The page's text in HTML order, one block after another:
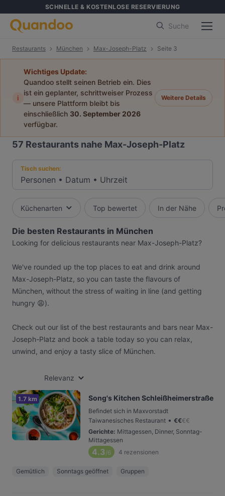
SCHNELLE & KOSTENLOSE RESERVIERUNG
Suche
Restaurants München Max-Joseph-Platz Seite 3
i
Wichtiges Update:
Quandoo stellt seinen Betrieb ein. Dies
ist ein geplanter, schrittweiser Prozess
— unsere Plattform bleibt bis
einschließlich 30. September 2026
verfügbar.
Weitere Details
57 Restaurants nahe Max-Joseph-Platz
Tisch suchen:
Personen • Datum • Uhrzeit
Küchenarten Top bewertet In der Nähe
Die besten Restaurants in München
Looking for delicious restaurants near Max-Joseph-Platz?
We've rounded up the top places to eat and drink around
Max-Joseph-Platz, so you can taste the flavours of
München, without the stress of waiting in line (and getting
hungry 😩).
Check out our list of the best restaurants and bars near Max-
Joseph-Platz and book a table today so you can relax,
unwind, and enjoy a tasty slice of München.
Relevanz
1.7 km Song's Kitchen Schleißheimerstraße
Befindet sich in Maxvorstadt
Taiwanesisches Restaurant • €€€€
Gerichte: Mittagessen, Dinner, Sonntag-
Mittagessen
4.3/6 4 rezensionen
Gemütlich Sonntags geöffnet Gruppen